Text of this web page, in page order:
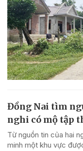
Đồng Nai tìm
nghi có mộ tập
Từ nguồn tin của hai
minh một khu vực